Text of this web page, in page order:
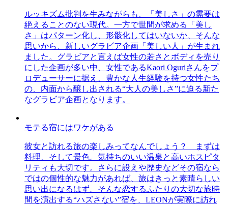
ルッキズム批判を生みながらも、「美しさ」の需要は
絶えることのない現代。一方で世間が求める「美し
さ」はパターン化し、形骸化してはいないか、そんな
思いから、新しいグラビア企画「美しい人」が生まれ
ました。グラビアと言えば女性の若さとボディを売り
にした企画が多い中、女性であるKaori Oguriさんをプ
ロデューサーに据え、豊かな人生経験を持つ女性たち
の、内面から醸し出される“大人の美しさ”に迫る新た
なグラビア企画となります。
モテる宿にはワケがある
彼女と訪れる旅の楽しみってなんでしょう？ まずは
料理、そして景色。気持ちのいい温泉と高いホスピタ
リティも大切です。さらに設えや歴史などその宿なら
ではの個性的な魅力があれば、旅はきっと素晴らしい
思い出になるはず。そんな恋するふたりの大切な旅時
間を演出する“ハズさない”宿を、LEONが実際に訪れ